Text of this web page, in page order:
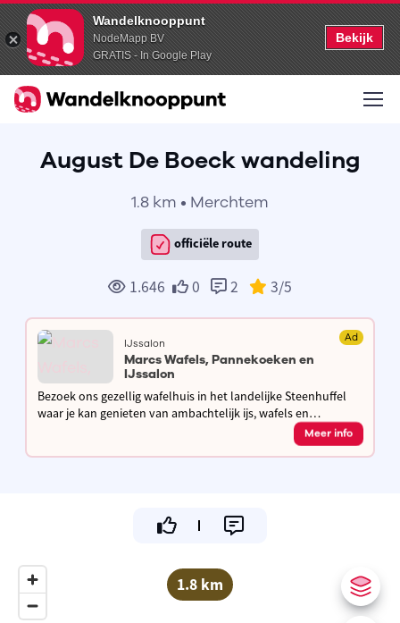
Wandelknooppunt
NodeMapp BV
GRATIS - In Google Play
Bekijk
August De Boeck wandeling
1.8 km • Merchtem
officiële route
1.646 0 2 3/5
IJssalon Ad
Marcs Wafels, Pannekoeken en
IJssalon
Bezoek ons gezellig wafelhuis in het landelijke Steenhuffel
waar je kan genieten van ambachtelijk ijs, wafels en
pannenkoeken. Of kom even snel verfrissen met een ijsje aan
Meer info
1.8 km